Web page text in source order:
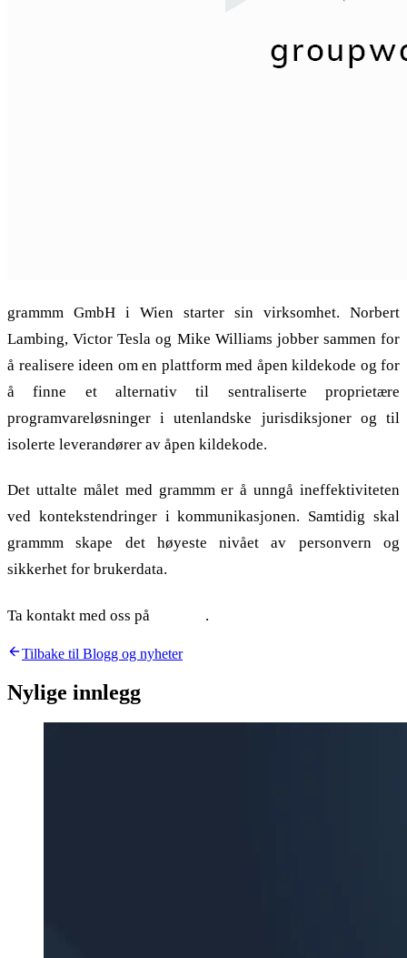
grammm GmbH i Wien starter sin virksomhet. Norbert
Lambing, Victor Tesla og Mike Williams jobber sammen for
å realisere ideen om en plattform med åpen kildekode og for
å finne et alternativ til sentraliserte proprietære
programvareløsninger i utenlandske jurisdiksjoner og til
isolerte leverandører av åpen kildekode.
Det uttalte målet med grammm er å unngå ineffektiviteten
ved kontekstendringer i kommunikasjonen. Samtidig skal
grammm skape det høyeste nivået av personvern og
sikkerhet for brukerdata.
Ta kontakt med oss på .
Tilbake til Blogg og nyheter
Nylige innlegg